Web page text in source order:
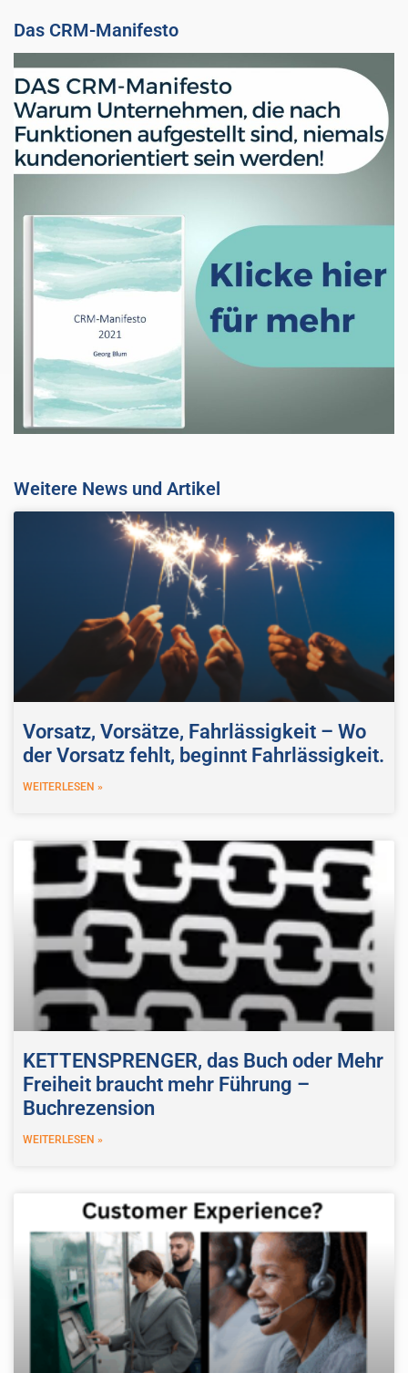
Das CRM-Manifesto
Weitere News und Artikel
Vorsatz, Vorsätze, Fahrlässigkeit – Wo
der Vorsatz fehlt, beginnt Fahrlässigkeit.
WEITERLESEN »
KETTENSPRENGER, das Buch oder Mehr
Freiheit braucht mehr Führung –
Buchrezension
WEITERLESEN »